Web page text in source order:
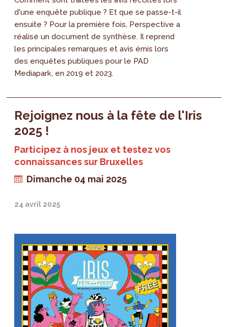
d'une enquête publique ? Et que se passe-t-il
ensuite ? Pour la première fois, Perspective a
réalisé un document de synthèse. Il reprend
les principales remarques et avis émis lors
des enquêtes publiques pour le PAD
Mediapark, en 2019 et 2023.
Rejoignez nous à la fête de l'Iris
2025 !
Participez à nos jeux et testez vos
connaissances sur Bruxelles
Dimanche 04 mai 2025
24 avril 2025